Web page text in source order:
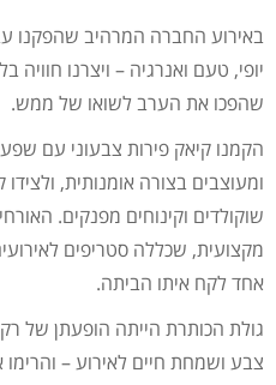
באירוע החברה המרהיב שהפקנו
יופי, טעם ואנרגיה – ויצרנו
שהפכו את הערב לשואו של ממש.
הקמנו קיאק פירות צבעוני עם
ומעוצבים בצורה אומנותית,
שוקולדים וקינוחים מפנקים.
מקצועית, שכללה סטריפים
אחד לקח איתו הביתה.
גולת הכותרת הייתה הופעתן של
צבע ושמחת חיים לאירוע –